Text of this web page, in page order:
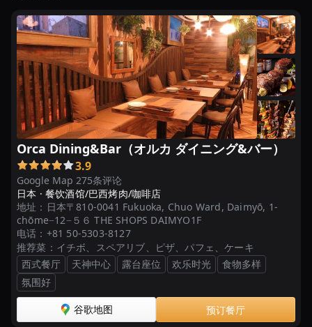
ご
ス
イ
ー
ツ
7
選
福
食
べ
い
♪
ち
ご
Orca Dining&Bar（オルカ ダイニング&バー）
Google Map 275条评论
3.9
日本 · 餐饮酒馆/巴西烤肉/咖啡店
地址： 日本〒810-0041 Fukuoka, Chuo Ward, Daimyō, 1-
chōme−12−５６ THE SHOPS DAIMYO1F
电话： +81 50-5303-8127
推荐菜： イチボ、スペアリブ、ピザ、パフェ、ケーキ
西式餐厅
天神中心 露台座位 欢乐时光
食物多样
氛围好
谷歌地图 预订餐厅